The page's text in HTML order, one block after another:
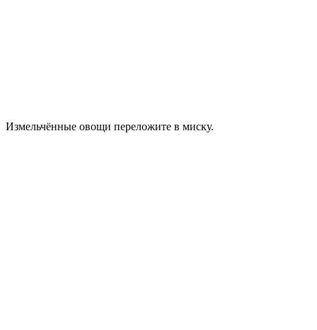
Измельчённые овощи переложите в миску.